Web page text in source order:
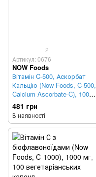
2
Артикул: 0676
NOW Foods
Вітамін C-500, Аскорбат
Кальцію (Now Foods, C-500,
Calcium Ascorbate-C), 100
вегетаріанських капсул
481 грн
В наявності